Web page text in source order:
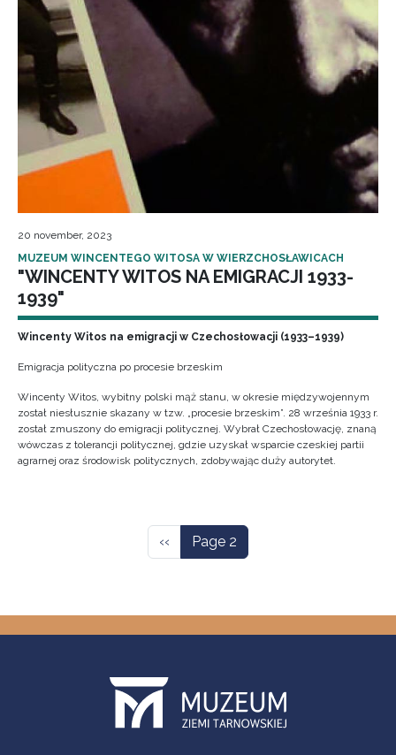
20 november, 2023
MUZEUM WINCENTEGO WITOSA W WIERZCHOSŁAWICACH
"WINCENTY WITOS NA EMIGRACJI 1933-
1939"
Wincenty Witos na emigracji w Czechosłowacji (1933–1939)
Emigracja polityczna po procesie brzeskim
Wincenty Witos, wybitny polski mąż stanu, w okresie międzywojennym
został niesłusznie skazany w tzw. „procesie brzeskim”. 28 września 1933 r.
został zmuszony do emigracji politycznej. Wybrał Czechosłowację, znaną
wówczas z tolerancji politycznej, gdzie uzyskał wsparcie czeskiej partii
agrarnej oraz środowisk politycznych, zdobywając duży autorytet.
Previous page
‹‹ Page 2